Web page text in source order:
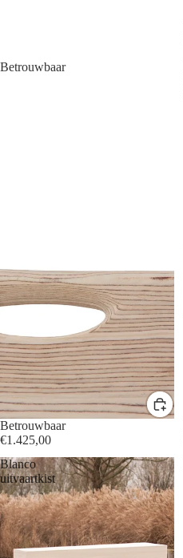
Betrouwbaar
Betrouwbaar
€1.425,00
Blanco
uitvaartkist